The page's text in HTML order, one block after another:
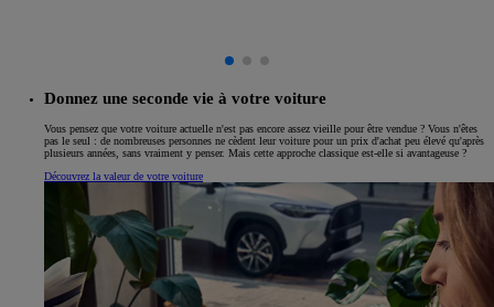
Donnez une seconde vie à votre voiture
Vous pensez que votre voiture actuelle n'est pas encore assez vieille pour être vendue ? Vous n'êtes
pas le seul : de nombreuses personnes ne cèdent leur voiture pour un prix d'achat peu élevé qu'après
plusieurs années, sans vraiment y penser. Mais cette approche classique est-elle si avantageuse ?
Découvrez la valeur de votre voiture